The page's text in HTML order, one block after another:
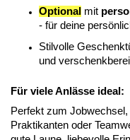
Optional mit
- für deine
Stilvolle
und
Für viele Anlässe ideal:
Perfekt zum
Praktikanten oder